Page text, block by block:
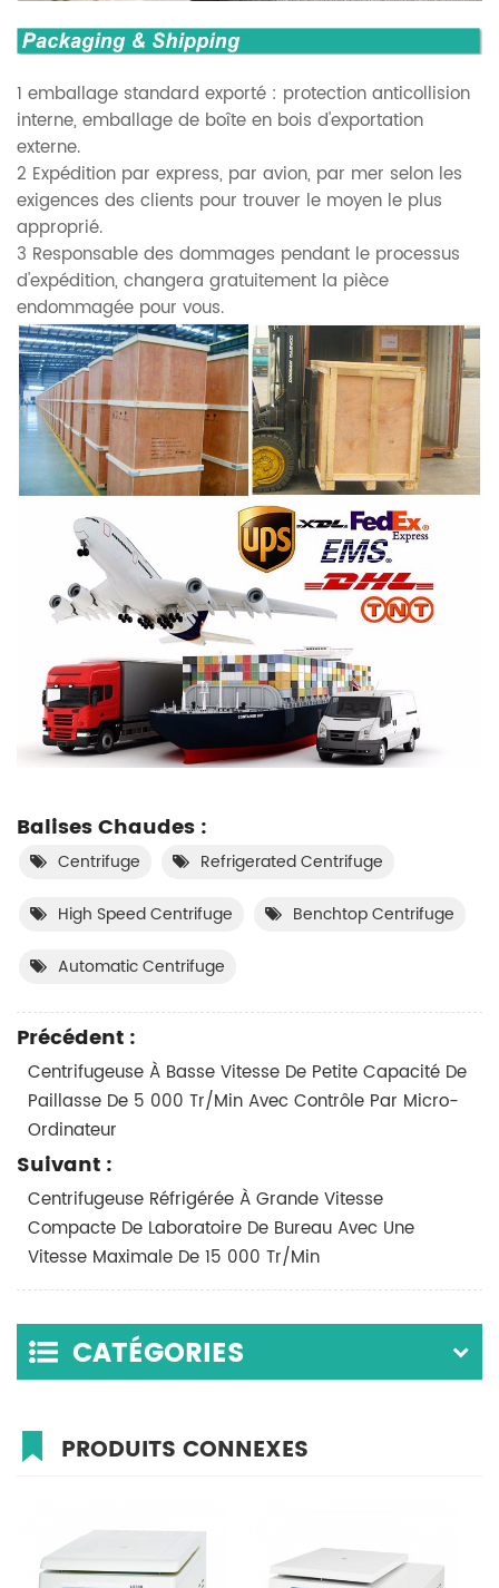
1 emballage standard exporté : protection anticollision
interne, emballage de boîte en bois d'exportation
externe.
2 Expédition par express, par avion, par mer selon les
exigences des clients pour trouver le moyen le plus
approprié.
3 Responsable des dommages pendant le processus
d'expédition, changera gratuitement la pièce
endommagée pour vous.
Balises Chaudes :
Centrifuge Refrigerated Centrifuge
High Speed Centrifuge Benchtop Centrifuge
Automatic Centrifuge
Précédent :
Centrifugeuse À Basse Vitesse De Petite Capacité De
Paillasse De 5 000 Tr/min Avec Contrôle Par Micro-
Ordinateur
Suivant :
Centrifugeuse Réfrigérée À Grande Vitesse
Compacte De Laboratoire De Bureau Avec Une
Vitesse Maximale De 15 000 Tr/min
CATÉGORIES
PRODUITS CONNEXES